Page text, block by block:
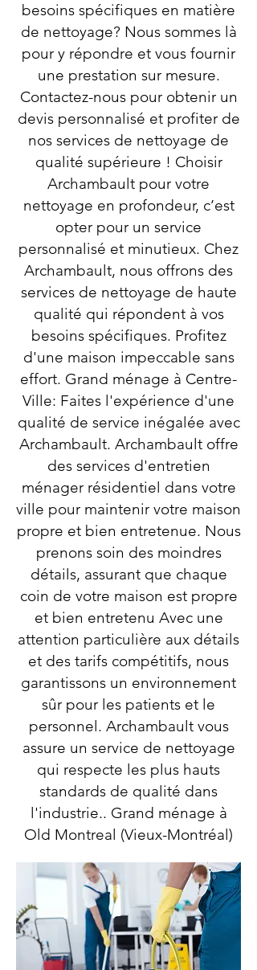
besoins spécifiques en matière
de nettoyage? Nous sommes là
pour y répondre et vous fournir
une prestation sur mesure.
Contactez-nous pour obtenir un
devis personnalisé et profiter de
nos services de nettoyage de
qualité supérieure ! Choisir
Archambault pour votre
nettoyage en profondeur, c’est
opter pour un service
personnalisé et minutieux. Chez
Archambault, nous offrons des
services de nettoyage de haute
qualité qui répondent à vos
besoins spécifiques. Profitez
d'une maison impeccable sans
effort. Grand ménage à Centre-
Ville: Faites l'expérience d'une
qualité de service inégalée avec
Archambault. Archambault offre
des services d'entretien
ménager résidentiel dans votre
ville pour maintenir votre maison
propre et bien entretenue. Nous
prenons soin des moindres
détails, assurant que chaque
coin de votre maison est propre
et bien entretenu Avec une
attention particulière aux détails
et des tarifs compétitifs, nous
garantissons un environnement
sûr pour les patients et le
personnel. Archambault vous
assure un service de nettoyage
qui respecte les plus hauts
standards de qualité dans
l'industrie.. Grand ménage à
Old Montreal (Vieux-Montréal)